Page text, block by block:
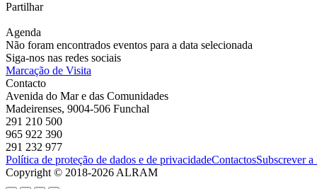
Partilhar
Agenda
Não foram encontrados eventos para a data selecionada
Siga-nos nas redes sociais
Marcação de Visita
Contacto
Avenida do Mar e das Comunidades
Madeirenses, 9004-506 Funchal
291 210 500
965 922 390
291 232 977
Política de proteção de dados e de privacidadeContactosSubscrever
Copyright © 2018-2026 ALRAM